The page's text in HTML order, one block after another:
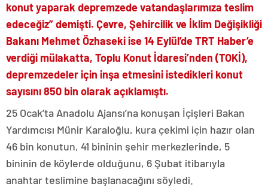
konut yaparak depremzede vatandaşlarımıza teslim
edeceğiz” demişti. Çevre, Şehircilik ve İklim Değişikliği
Bakanı Mehmet Özhaseki ise 14 Eylül’de TRT Haber’e
verdiği mülakatta, Toplu Konut İdaresi’nden (TOKİ),
depremzedeler için inşa etmesini istedikleri konut
sayısını 850 bin olarak açıklamıştı.
25 Ocak’ta Anadolu Ajansı’na konuşan İçişleri Bakan
Yardımcısı Münir Karaloğlu, kura çekimi için hazır olan
46 bin konutun, 41 bininin şehir merkezlerinde, 5
bininin de köylerde olduğunu, 6 Şubat itibarıyla
anahtar teslimine başlanacağını söyledi.